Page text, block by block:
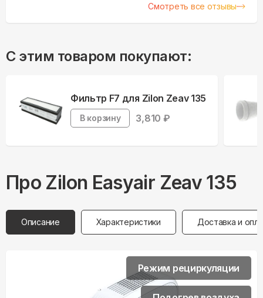
Смотреть все отзывы
С этим товаром покупают:
Фильтр F7 для Zilon Zeav 135
В корзину 3,810 ₽
Про Zilon Easyair Zeav 135
Описание Характеристики Доставка и
Режим рециркуляции